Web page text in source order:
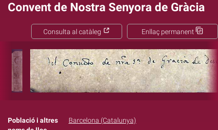
Convent de Nostra Senyora de Gràcia
Enllaç permanent
Consulta al catàleg
Població i altres
Barcelona (Catalunya)